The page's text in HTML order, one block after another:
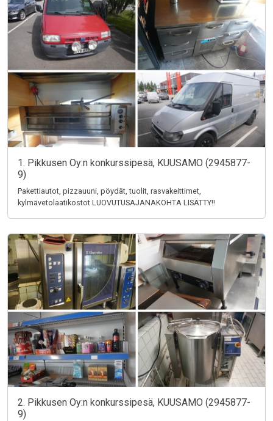
1. Pikkusen Oy:n konkurssipesä, KUUSAMO (2945877-
9)
Pakettiautot, pizzauuni, pöydät, tuolit, rasvakeittimet,
kylmävetolaatikostot LUOVUTUSAJANAKOHTA LISÄTTY!!
2. Pikkusen Oy:n konkurssipesä, KUUSAMO (2945877-
9)